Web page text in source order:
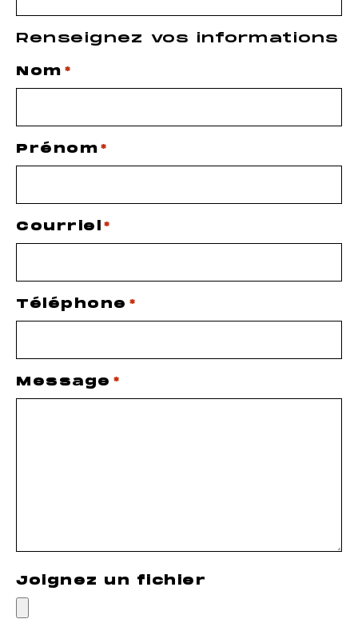
Renseignez vos informations
Nom *
Prénom *
Courriel *
Téléphone *
Message *
Joignez un fichier